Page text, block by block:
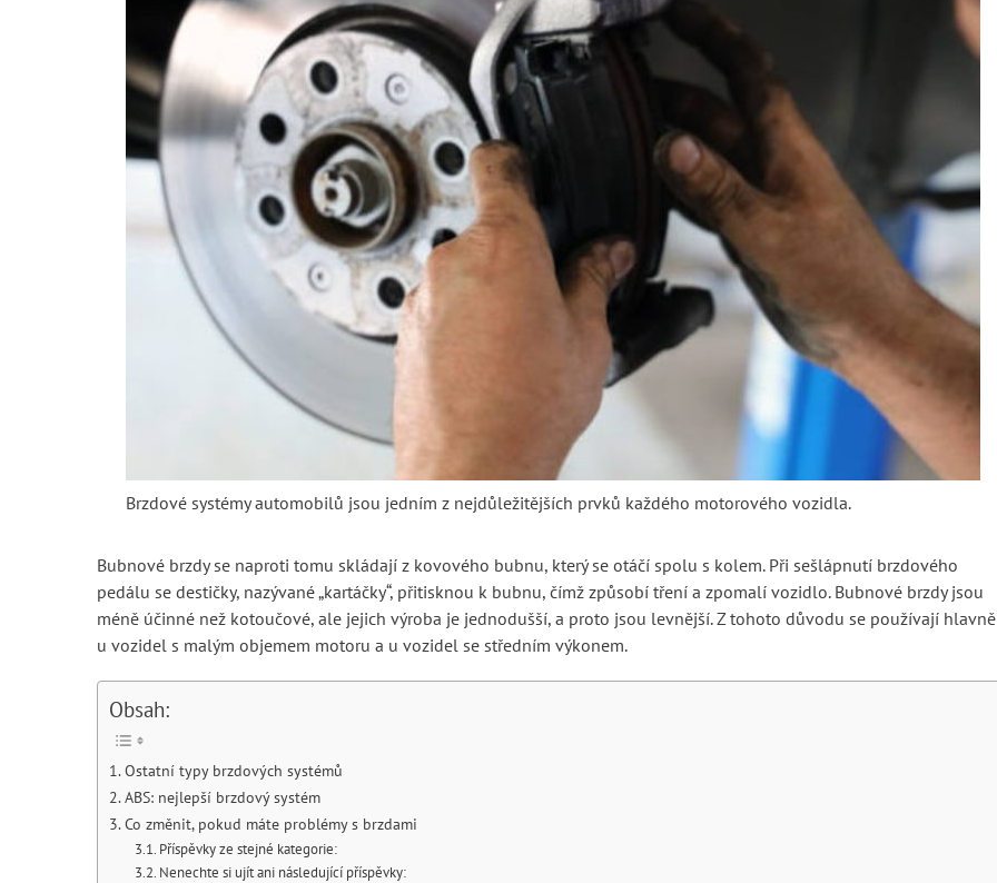
Brzdové systémy automobilů jsou jedním z nejdůležitějších prvků každého motorového vozidla.
Bubnové brzdy se naproti tomu skládají z kovového bubnu, který se otáčí spolu s kolem. Při sešlápnutí brzdového
pedálu se destičky, nazývané „kartáčky“, přitisknou k bubnu, čímž způsobí tření a zpomalí vozidlo. Bubnové brzdy jsou
méně účinné než kotoučové, ale jejich výroba je jednodušší, a proto jsou levnější. Z tohoto důvodu se používají hlavně
u vozidel s malým objemem motoru a u vozidel se středním výkonem.
Obsah:
Ostatní typy brzdových systémů
ABS: nejlepší brzdový systém
Co změnit, pokud máte problémy s brzdami
Příspěvky ze stejné kategorie:
Nenechte si ujít ani následující příspěvky: